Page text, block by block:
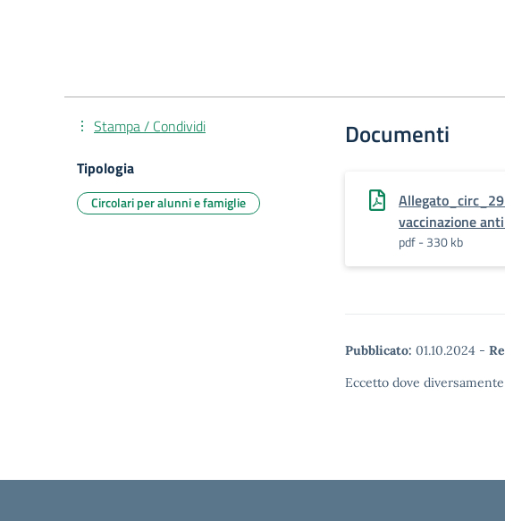
Documenti
vaccinazione
pdf - 330 kb
Pubblicato: 01.10.2024 -
Eccetto dove
Stampa / Condividi
Tipologia
Circolari per alunni e famiglie